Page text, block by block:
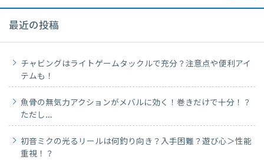
最近の投稿
チャビングはライトゲームタックルで充分？注意点や便利アイ
テムも！
魚骨の無気力アクションがメバルに効く！巻きだけで十分！？
ただし…
初音ミクの光るリールは何釣り向き？入手困難？遊び心＞性能
重視！？